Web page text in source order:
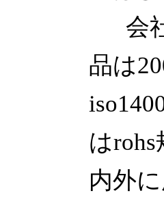
会社
品は
は
内外